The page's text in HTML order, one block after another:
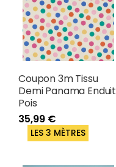
Coupon 3m Tissu
Demi Panama Enduit
Pois
35,99 €
LES 3 MÈTRES